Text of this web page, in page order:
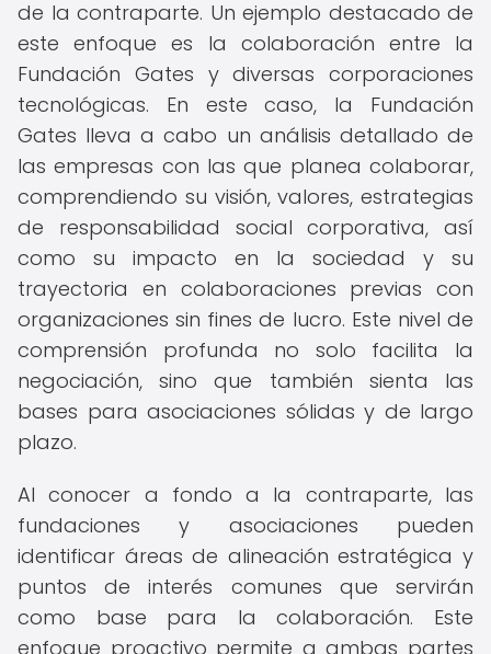
de la contraparte. Un ejemplo destacado de
este enfoque es la colaboración entre la
Fundación Gates y diversas corporaciones
tecnológicas. En este caso, la Fundación
Gates lleva a cabo un análisis detallado de
las empresas con las que planea colaborar,
comprendiendo su visión, valores, estrategias
de responsabilidad social corporativa, así
como su impacto en la sociedad y su
trayectoria en colaboraciones previas con
organizaciones sin fines de lucro. Este nivel de
comprensión profunda no solo facilita la
negociación, sino que también sienta las
bases para asociaciones sólidas y de largo
plazo.
Al conocer a fondo a la contraparte, las
fundaciones y asociaciones pueden
identificar áreas de alineación estratégica y
puntos de interés comunes que servirán
como base para la colaboración. Este
enfoque proactivo permite a ambas partes